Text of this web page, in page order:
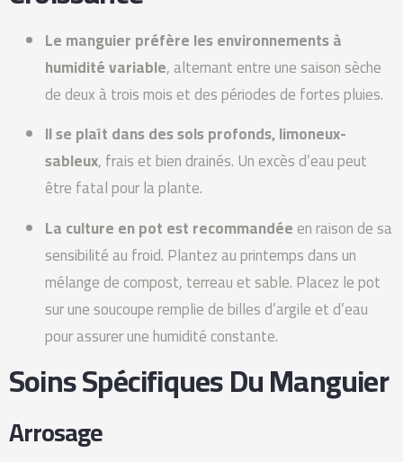
Le manguier préfère les environnements à
humidité variable, alternant entre une saison sèche
de deux à trois mois et des périodes de fortes pluies.
Il se plaît dans des sols profonds, limoneux-
sableux, frais et bien drainés. Un excès d’eau peut
être fatal pour la plante.
La culture en pot est recommandéeen raison de sa
sensibilité au froid. Plantez au printemps dans un
mélange de compost, terreau et sable. Placez le pot
sur une soucoupe remplie de billes d’argile et d’eau
pour assurer une humidité constante.
Soins Spécifiques Du Manguier
Arrosage